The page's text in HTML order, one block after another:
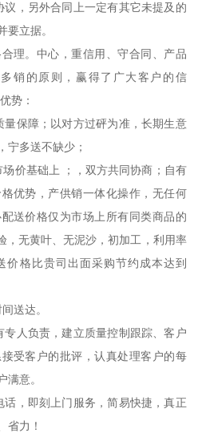
，另外合同上一定有其它未提及的
要立据。
理。中心，重信用、守合同、产品
销的原则，赢得了广大客户的信
势：
量保障；以对方过砰为准，长期生意
宁多送不缺少；
价基础上 ；，双方共同协商；自有
优势，产供销一体化操作，无任何
送价格仅为市场上所有同类商品的
，无黄叶、无泥沙，初加工，利用率
价格比贵司出面采购节约成本达到
送达。
人负责，建立质量控制跟踪、客户
受客户的批评，认真处理客户的每
满意。
，即刻上门服务，简易快捷，真正
省力！